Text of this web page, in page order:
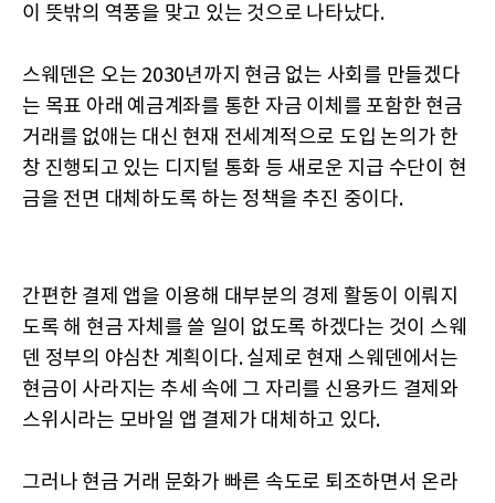
이 뜻밖의 역풍을 맞고 있는 것으로 나타났다.
스웨덴은 오는 2030년까지 현금 없는 사회를 만들겠다
는 목표 아래 예금계좌를 통한 자금 이체를 포함한 현금
거래를 없애는 대신 현재 전세계적으로 도입 논의가 한
창 진행되고 있는 디지털 통화 등 새로운 지급 수단이 현
금을 전면 대체하도록 하는 정책을 추진 중이다.
간편한 결제 앱을 이용해 대부분의 경제 활동이 이뤄지
도록 해 현금 자체를 쓸 일이 없도록 하겠다는 것이 스웨
덴 정부의 야심찬 계획이다. 실제로 현재 스웨덴에서는
현금이 사라지는 추세 속에 그 자리를 신용카드 결제와
스위시라는 모바일 앱 결제가 대체하고 있다.
그러나 현금 거래 문화가 빠른 속도로 퇴조하면서 온라